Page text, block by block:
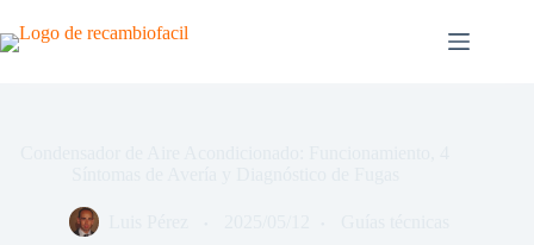
al
contenido